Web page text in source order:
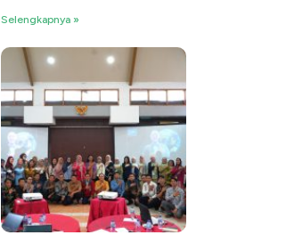
Selengkapnya »